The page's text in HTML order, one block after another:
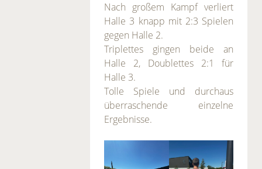
Nach großem Kampf verliert
Halle 3 knapp mit 2:3 Spielen
gegen Halle 2.
Triplettes gingen beide an
Halle 2, Doublettes 2:1 für
Halle 3.
Tolle Spiele und durchaus
überraschende einzelne
Ergebnisse.